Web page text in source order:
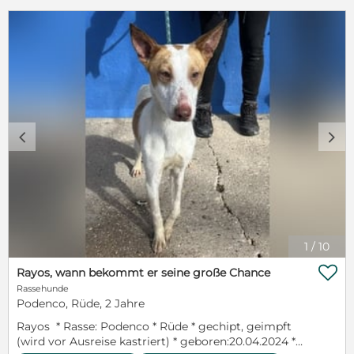
1 / 10
c d
Rayos, wann bekommt er seine große Chance
Rassehunde
Podenco, Rüde, 2 Jahre
Rayos * Rasse: Podenco * Rüde * gechipt, geimpft
(wird vor Ausreise kastriert) * geboren:20.04.2024 *
